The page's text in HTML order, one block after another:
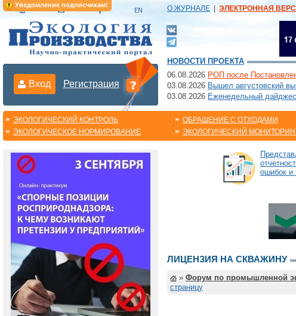
Уведомление подписчикам! О ЖУРНАЛЕ ЭЛЕКТРОННАЯ
Вход Регистрация
НОВОСТИ ПРОЕКТА
06.08.2026 РОП после
03.08.2026 Вышел августовский
03.08.2026 Еженедельный
ЭКОЛОГИЧЕСКИЙ КОНТРОЛЬ
ЭКОЛОГИЧЕСКОЕ НОРМИРОВАНИЕ
ОБРАЩЕНИЕ С ОТХОДАМИ
ЭКОЛОГИЧЕСКИЙ
ошибок и
ЛИЦЕНЗИЯ НА СКВАЖИНУ
» Форум по промышленной
страницу